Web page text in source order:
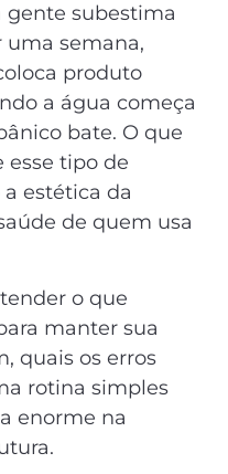
subestima
uma semana,
produto
a água começa
bate. O que
esse tipo de
estética da
de quem usa
o que
manter sua
quais os erros
rotina simples
enorme na